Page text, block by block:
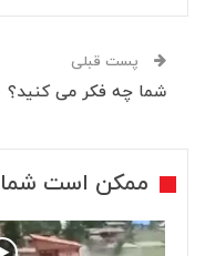
پست قبلی
شما چه فکر می کنید؟
ممکن است